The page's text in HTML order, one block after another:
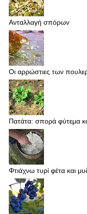
Ανταλλαγή σπόρων
Οι αρρώστιες των
Πατάτα: σπορά φύτεμα
Φτιάχνω τυρί φέτα και